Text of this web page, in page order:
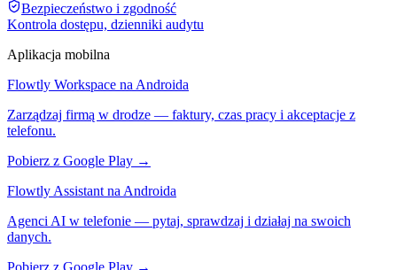
Bezpieczeństwo i zgodność
Kontrola dostępu, dzienniki audytu
Aplikacja mobilna
Flowtly Workspace na Androida
Zarządzaj firmą w drodze — faktury, czas pracy i akceptacje z
telefonu.
Pobierz z Google Play →
Flowtly Assistant na Androida
Agenci AI w telefonie — pytaj, sprawdzaj i działaj na swoich
danych.